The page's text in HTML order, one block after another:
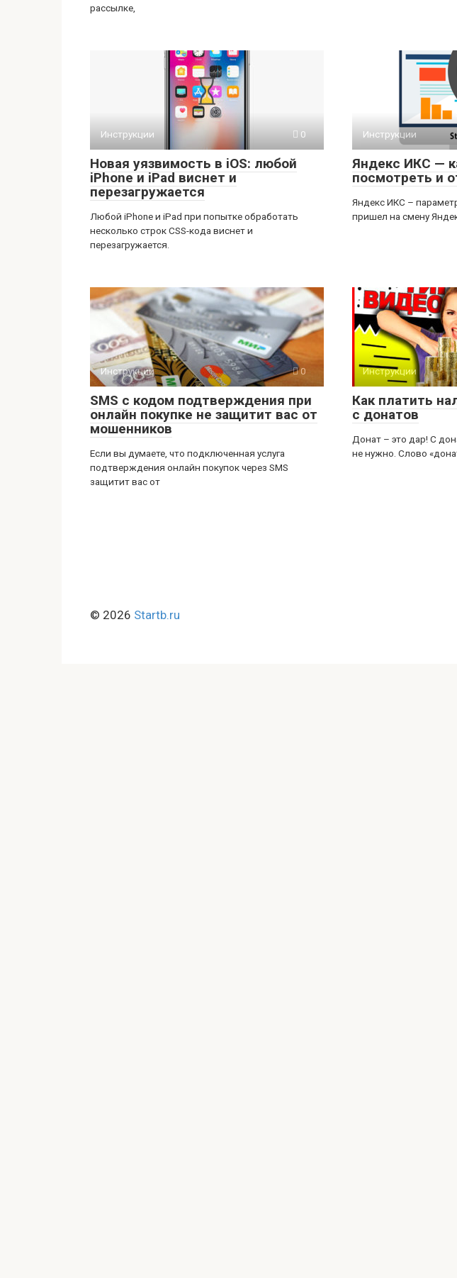
рассылке,
Инструкции 0
Новая уязвимость в iOS: любой
iPhone и iPad виснет и
перезагружается
Любой iPhone и iPad при попытке обработать
несколько строк CSS-кода виснет и
перезагружается.
Инструкции
Яндекс ИКС —
посмотреть и
Яндекс ИКС –
пришел на смену
Инструкции 0
SMS с кодом подтверждения при
онлайн покупке не защитит вас от
мошенников
Если вы думаете, что подключенная услуга
подтверждения онлайн покупок через SMS
защитит вас от
Инструкции
Как платить
с донатов
Донат – это дар! С
не нужно. Слово
© 2026 Startb.ru